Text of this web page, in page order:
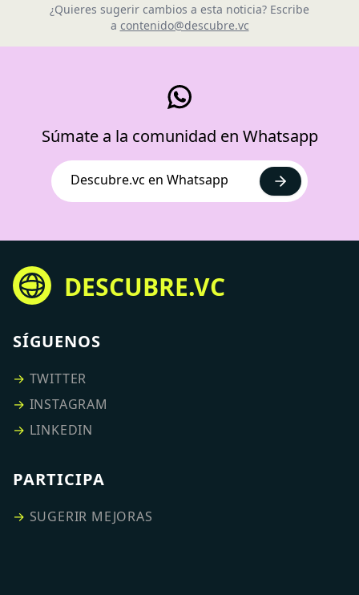
¿Quieres sugerir cambios a esta noticia? Escribe
a contenido@descubre.vc
Súmate a la comunidad en Whatsapp
Descubre.vc en Whatsapp
DESCUBRE.VC
SÍGUENOS
→ TWITTER
→ INSTAGRAM
→ LINKEDIN
PARTICIPA
→ SUGERIR MEJORAS